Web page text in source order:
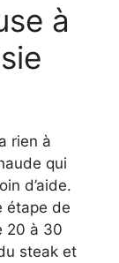
à
rien à
qui
d’aide.
étape de
20 à 30
steak et